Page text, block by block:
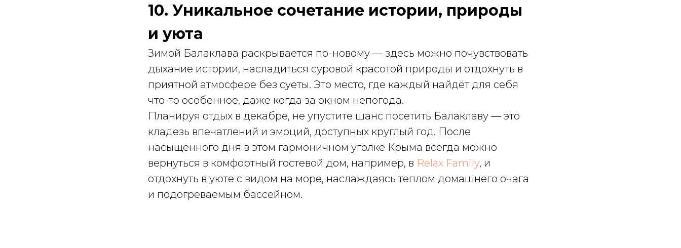
10. Уникальное сочетание истории, природы
и уюта
Зимой Балаклава раскрывается по-новому — здесь можно почувствовать
дыхание истории, насладиться суровой красотой природы и отдохнуть в
приятной атмосфере без суеты. Это место, где каждый найдёт для себя
что-то особенное, даже когда за окном непогода.
Планируя отдых в декабре, не упустите шанс посетить Балаклаву — это
кладезь впечатлений и эмоций, доступных круглый год. После
насыщенного дня в этом гармоничном уголке Крыма всегда можно
вернуться в комфортный гостевой дом, например, в Relax Family, и
отдохнуть в уюте с видом на море, наслаждаясь теплом домашнего очага
и подогреваемым бассейном.